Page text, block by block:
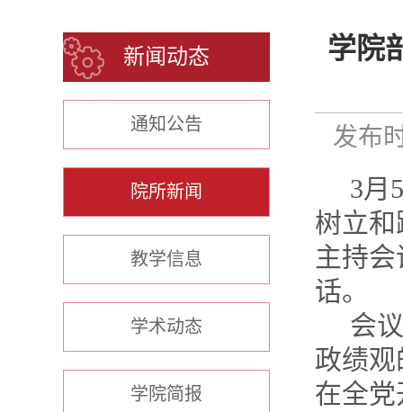
新闻动态
通知公告
院所新闻
教学信息
学术动态
学院简报
学院
发布
3月 5
树立
主持
话。
会
政绩
在全